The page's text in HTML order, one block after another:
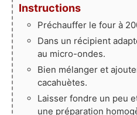
Instructions
Préchauffer le four à
Dans un récipient
au micro-ondes.
Bien mélanger et
cacahuètes.
Laisser fondre un peu
une préparation